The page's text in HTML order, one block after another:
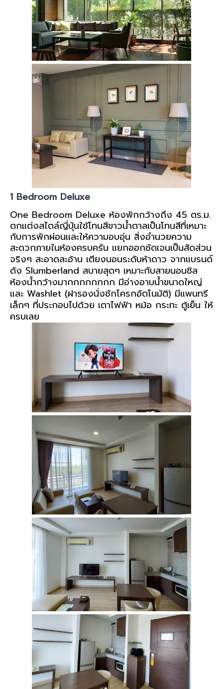
1 Bedroom Deluxe
One Bedroom Deluxe ห้องพักกว้างถึง 45 ตร.ม.
ตกแต่งสไตล์ญี่ปุ่นใช้โทนสีขาวน้ำตาลเป็นโทนสีที่เหมาะ
กับการพักผ่อนและให้ความอบอุ่น สิ่งอำนวยความ
สะดวกภายในห้องครบครัน แยกออกชัดเจนเป็นสัดส่วน
จริงๆ สะอาดสะอ้าน เตียงนอนระดับห้าดาว จากแบรนด์
ดัง Slumberland สบายสุดๆ เหมาะกับสายนอนชิล
ห้องน้ำกว้างมากกกกกกกก มีอ่างอาบน้ำขนาดใหญ่
และ Washlet (ฝารองนั่งชักโครกอัตโนมัติ) มีแพนทรี
เล็กๆ ที่ประกอบไปด้วย เตาไฟฟ้า หม้อ กระทะ ตู้เย็น ให้
ครบเลย